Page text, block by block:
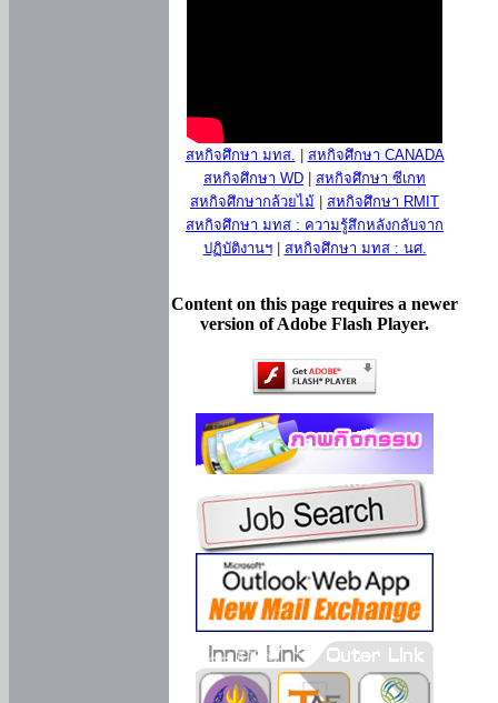
สหกิจศึกษา มทส.
สหกิจศึกษา CANADA
สหกิจศึกษา WD
สหกิจศึกษา ซีเกท
สหกิจศึกษากล้วยไม้
สหกิจศึกษา RMIT
สหกิจศึกษา มทส : ความรู้สึกหลังกลับจาก
ปฏิบัติงานฯ| สหกิจศึกษา มทส : นศ.
Content on this page requires a newer
version of Adobe Flash Player.